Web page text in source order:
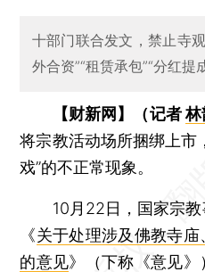
十部门联合发文，禁止寺
外合资”“租赁承包”“分红提
【财新网】（记者林
将宗教活动场所捆绑上市
戏”的不正常现象。
10月22日，国家宗教
《关于处理涉及佛教寺
的意见》（下称《意见